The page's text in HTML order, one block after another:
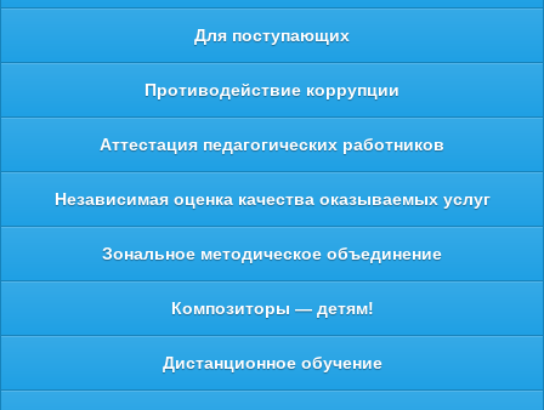
Для поступающих
Противодействие коррупции
Аттестация педагогических работников
Независимая оценка качества оказываемых услуг
Зональное методическое объединение
Композиторы — детям!
Дистанционное обучение